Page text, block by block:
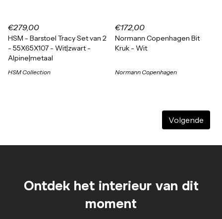
€279,00
HSM - Barstoel Tracy Set van 2
- 55X65X107 - Wit|zwart -
Alpine|metaal
HSM Collection
€172,00
Normann Copenhagen Bit
Kruk - Wit
Normann Copenhagen
Volgende
Ontdek het interieur van dit
moment